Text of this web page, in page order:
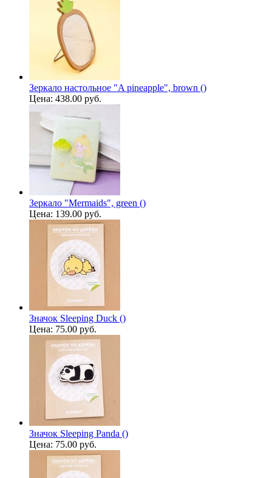
Зеркало настольное "A pineapple", brown ()
Цена: 438.00 руб.
Зеркало "Mermaids", green ()
Цена: 139.00 руб.
Значок Sleeping Duck ()
Цена: 75.00 руб.
Значок Sleeping Panda ()
Цена: 75.00 руб.